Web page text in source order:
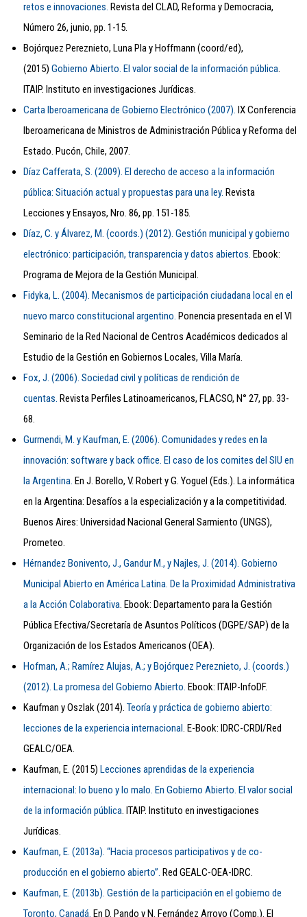
retos e innovaciones.Revista del CLAD, Reforma y Democracia,
Número 26, junio, pp. 1-15.
Bojórquez Pereznieto, Luna Pla y Hoffmann (coord/ed),
(2015)Gobierno Abierto. El valor social de la información pública.
ITAIP. Instituto en investigaciones Jurídicas.
Carta Iberoamericana de Gobierno Electrónico (2007).IX Conferencia
Iberoamericana de Ministros de Administración Pública y Reforma del
Estado. Pucón, Chile, 2007.
Díaz Cafferata, S. (2009). El derecho de acceso a la información
pública: Situación actual y propuestas para una ley. Revista
Lecciones y Ensayos, Nro. 86, pp. 151-185.
Díaz, C. y Álvarez, M. (coords.) (2012). Gestión municipal y gobierno
electrónico: participación, transparencia y datos abiertos. Ebook:
Programa de Mejora de la Gestión Municipal.
Fidyka, L. (2004). Mecanismos de participación ciudadana local en el
nuevo marco constitucional argentino. Ponencia presentada en el VI
Seminario de la Red Nacional de Centros Académicos dedicados al
Estudio de la Gestión en Gobiernos Locales, Villa María.
Fox, J. (2006). Sociedad civil y políticas de rendición de
cuentas. Revista Perfiles Latinoamericanos, FLACSO, N° 27, pp. 33-
68.
Gurmendi, M. y Kaufman, E. (2006). Comunidades y redes en la
innovación: software y back office. El caso de los comites del SIU en
la Argentina.En J. Borello, V. Robert y G. Yoguel (Eds.). La informática
en la Argentina: Desafíos a la especialización y a la competitividad.
Buenos Aires: Universidad Nacional General Sarmiento (UNGS),
Prometeo.
Hérnandez Bonivento, J., Gandur M., y Najles, J. (2014). Gobierno
Municipal Abierto en América Latina. De la Proximidad Administrativa
a la Acción Colaborativa. Ebook: Departamento para la Gestión
Pública Efectiva/Secretaría de Asuntos Políticos (DGPE/SAP) de la
Organización de los Estados Americanos (OEA).
Hofman, A.; Ramírez Alujas, A.; y Bojórquez Pereznieto, J. (coords.)
(2012). La promesa del Gobierno Abierto. Ebook: ITAIP-InfoDF.
Kaufman y Oszlak (2014).Teoría y práctica de gobierno abierto:
lecciones de la experiencia internacional. E-Book: IDRC-CRDI/Red
GEALC/OEA.
Kaufman, E. (2015)Lecciones aprendidas de la experiencia
internacional: lo bueno y lo malo. En Gobierno Abierto. El valor social
de la información pública. ITAIP. Instituto en investigaciones
Jurídicas.
Kaufman, E. (2013a). “Hacia procesos participativos y de co-
producción en el gobierno abierto”.Red GEALC-OEA-IDRC.
Kaufman, E. (2013b). Gestión de la participación en el gobierno de
Toronto, Canadá.En D. Pando y N. Fernández Arroyo (Comp.). El